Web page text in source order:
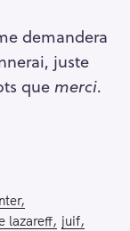
demandera
juste
quemerci.
lazareff juif